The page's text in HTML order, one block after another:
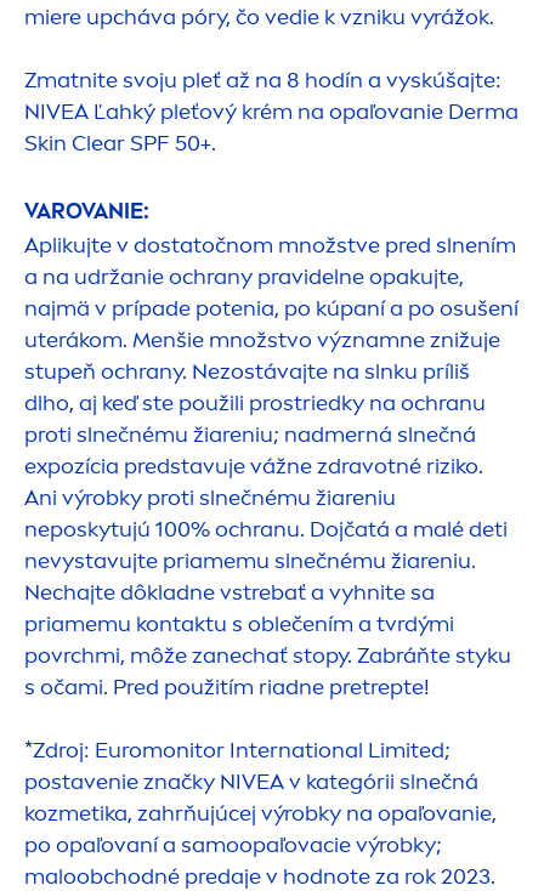
miere upcháva póry, čo vedie k vzniku vyrážok.
Zmatnite svoju pleť až na 8 hodín a vyskúšajte:
NIVEA Ľahký pleťový krém na opaľovanie Derma
Skin Clear SPF 50+.
VAROVANIE:
Aplikujte v dostatočnom množstve pred slnením
a na udržanie ochrany pravidelne opakujte,
najmä v prípade potenia, po kúpaní a po osušení
uterákom. Menšie množstvo významne znižuje
stupeň ochrany. Nezostávajte na slnku príliš
dlho, aj keď ste použili prostriedky na ochranu
proti slnečnému žiareniu; nadmerná slnečná
expozícia predstavuje vážne zdravotné riziko.
Ani výrobky proti slnečnému žiareniu
neposkytujú 100% ochranu. Dojčatá a malé deti
nevystavujte priamemu slnečnému žiareniu.
Nechajte dôkladne vstrebať a vyhnite sa
priamemu kontaktu s oblečením a tvrdými
povrchmi, môže zanechať stopy. Zabráňte styku
s očami. Pred použitím riadne pretrepte!
*Zdroj: Euromonitor International Limited;
postavenie značky NIVEAv kategórii slnečná
kozmetika, zahrňujúcej výrobky na opaľovanie,
po opaľovaní a samoopaľovacie výrobky;
maloobchodné predaje v hodnote za rok 2023.